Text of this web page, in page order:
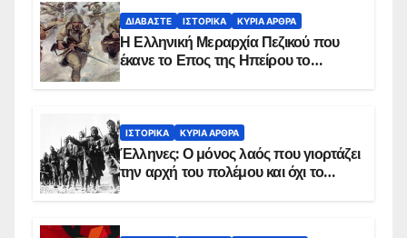
ΔΙΑΒΆΣΤΕ ΙΣΤΟΡΙΚΆ ΚΥΡΙΑ ΑΡΘΡΑ
Η Ελληνική Μεραρχία Πεζικού που
έκανε το Επος της Ηπείρου το
ΙΣΤΟΡΙΚΆ ΚΥΡΙΑ ΑΡΘΡΑ
Έλληνες: Ο μόνος λαός που γιορτάζει
την αρχή του πολέμου και όχι το